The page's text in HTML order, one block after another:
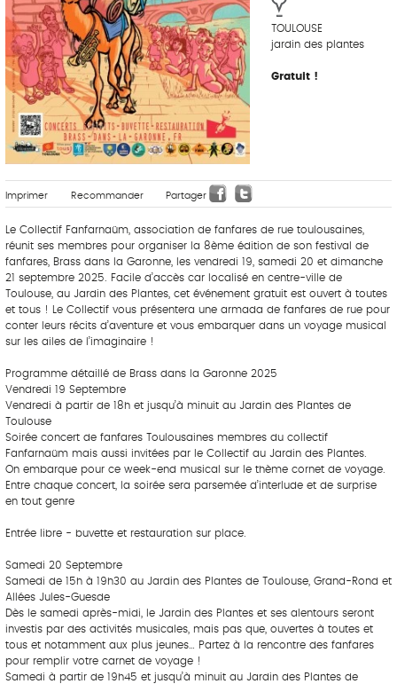
TOULOUSE
jardin des plantes
Gratuit !
Imprimer Recommander Partager
Le Collectif Fanfarnaüm, association de fanfares de rue toulousaines,
réunit ses membres pour organiser la 8ème édition de son festival de
fanfares, Brass dans la Garonne, les vendredi 19, samedi 20 et dimanche
21 septembre 2025. Facile d’accès car localisé en centre-ville de
Toulouse, au Jardin des Plantes, cet événement gratuit est ouvert à toutes
et tous ! Le Collectif vous présentera une armada de fanfares de rue pour
conter leurs récits d’aventure et vous embarquer dans un voyage musical
sur les ailes de l’imaginaire !
Programme détaillé de Brass dans la Garonne 2025
Vendredi 19 Septembre
Vendredi à partir de 18h et jusqu’à minuit au Jardin des Plantes de
Toulouse
Soirée concert de fanfares Toulousaines membres du collectif
Fanfarnaüm mais aussi invitées par le Collectif au Jardin des Plantes.
On embarque pour ce week-end musical sur le thème cornet de voyage.
Entre chaque concert, la soirée sera parsemée d’interlude et de surprise
en tout genre
Entrée libre - buvette et restauration sur place.
Samedi 20 Septembre
Samedi de 15h à 19h30 au Jardin des Plantes de Toulouse, Grand-Rond et
Allées Jules-Guesde
Dès le samedi après-midi, le Jardin des Plantes et ses alentours seront
investis par des activités musicales, mais pas que, ouvertes à toutes et
tous et notamment aux plus jeunes… Partez à la rencontre des fanfares
pour remplir votre carnet de voyage !
Samedi à partir de 19h45 et jusqu’à minuit au Jardin des Plantes de